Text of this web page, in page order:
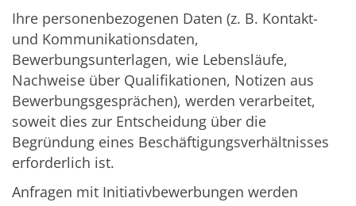
Ihre personenbezogenen Daten (z. B. Kontakt-
und Kommunikationsdaten,
Bewerbungsunterlagen, wie Lebensläufe,
Nachweise über Qualifikationen, Notizen aus
Bewerbungsgesprächen), werden verarbeitet,
soweit dies zur Entscheidung über die
Begründung eines Beschäftigungsverhältnisses
erforderlich ist.
Anfragen mit Initiativbewerbungen werden